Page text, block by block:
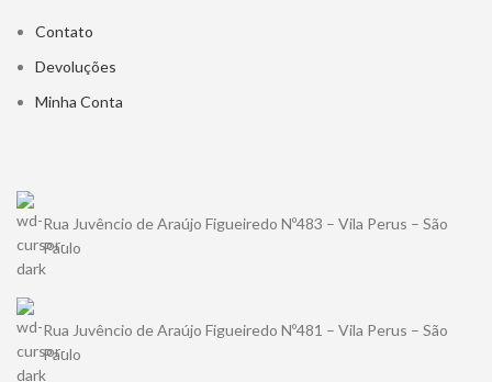
Contato
Devoluções
Minha Conta
Rua Juvêncio de Araújo Figueiredo Nº483 – Vila Perus – São
Paulo
Rua Juvêncio de Araújo Figueiredo Nº481 – Vila Perus – São
Paulo